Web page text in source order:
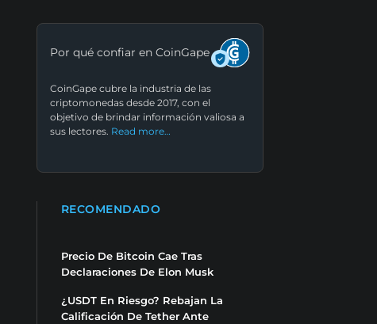
Por qué confiar en CoinGape
CoinGape cubre la industria de las
criptomonedas desde 2017, con el
objetivo de brindar información valiosa a
sus lectores. Read more…
RECOMENDADO
Precio De Bitcoin Cae Tras
Declaraciones De Elon Musk
¿USDT En Riesgo? Rebajan La
Calificación De Tether Ante